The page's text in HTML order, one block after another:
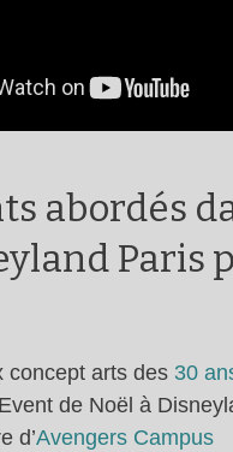
abordés
Paris
concept arts des 30
de Noël à
d’Avengers Campus